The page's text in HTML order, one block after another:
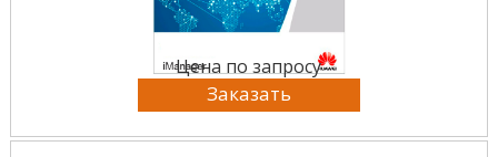
Цена по запросу
Заказать